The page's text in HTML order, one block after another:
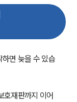
면 늦을 수 있습
호재판까지 이어